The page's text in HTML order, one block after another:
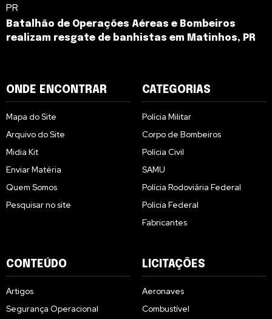
PR
Batalhão de Operações Aéreas e Bombeiros
realizam resgate de banhistas em Matinhos, PR
ONDE ENCONTRAR
Mapa do Site
Arquivo do Site
Midia Kit
Enviar Matéria
Quem Somos
Pesquisar no site
CATEGORIAS
Polícia Militar
Corpo de Bombeiros
Polícia Civil
SAMU
Polícia Rodoviária Federal
Polícia Federal
Fabricantes
CONTEÚDO
Artigos
Segurança Operacional
LICITAÇÕES
Aeronaves
Combustível